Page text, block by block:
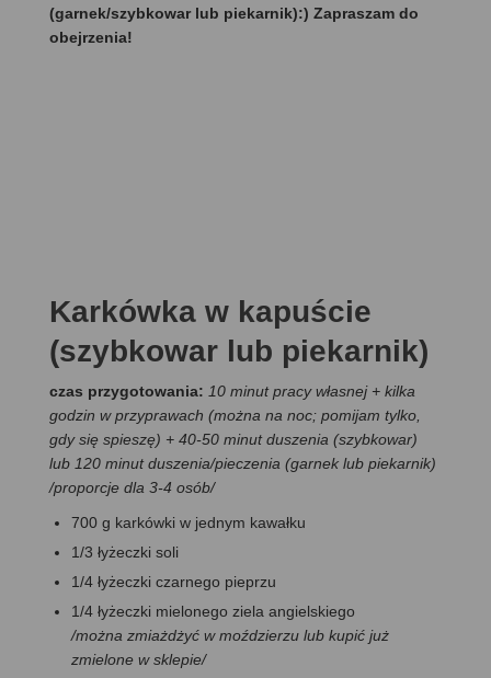
(garnek/szybkowar lub piekarnik):) Zapraszam do
obejrzenia!
Karkówka w kapuście
(szybkowar lub piekarnik)
czas przygotowania: 10 minut pracy własnej + kilka
godzin w przyprawach (można na noc; pomijam tylko,
gdy się spieszę) + 40-50 minut duszenia (szybkowar)
lub 120 minut duszenia/pieczenia (garnek lub piekarnik)
/proporcje dla 3-4 osób/
700 g karkówki w jednym kawałku
1/3 łyżeczki soli
1/4 łyżeczki czarnego pieprzu
1/4 łyżeczki mielonego ziela angielskiego
/można zmiażdżyć w moździerzu lub kupić już
zmielone w sklepie/